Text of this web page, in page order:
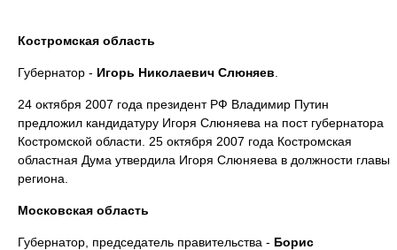
Костромская область
Губернатор - Игорь Николаевич Слюняев
24 октября 2007 года президент РФ Владимир Путин
предложил кандидатуру Игоря Слюняева на пост губернатора
Костромской области. 25 октября 2007 года Костромская
областная Дума утвердила Игоря Слюняева в должности главы
региона.
Московская область
Губернатор, председатель правительства - Борис